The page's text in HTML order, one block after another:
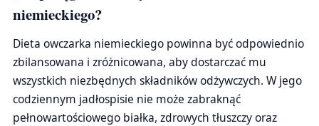
niemieckiego?
Dieta owczarka niemieckiego powinna być odpowiednio
zbilansowana i zróżnicowana, aby dostarczać mu
wszystkich niezbędnych składników odżywczych. W jego
codziennym jadłospisie nie może zabraknąć
pełnowartościowego białka, zdrowych tłuszczy oraz